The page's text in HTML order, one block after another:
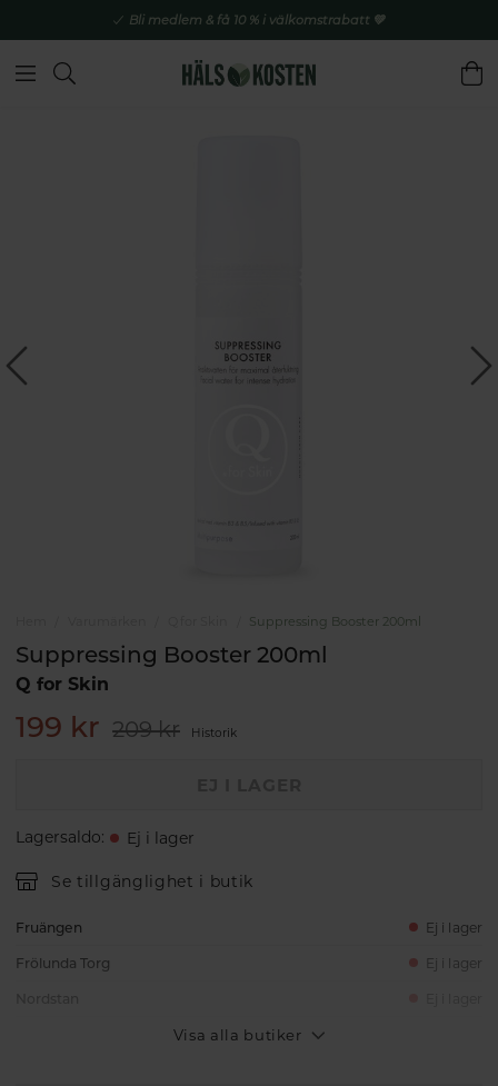
Bli medlem & få 10 % i välkomstrabatt 💚
Suppressing Booster 200ml
Suppressing Booster 200ml
Q for Skin
199 kr 209 kr Historik
Lagersaldo: Ej i lager
Se tillgänglighet i butik
Fruängen Ej i lager
Frölunda Torg Ej i lager
Visa alla butiker